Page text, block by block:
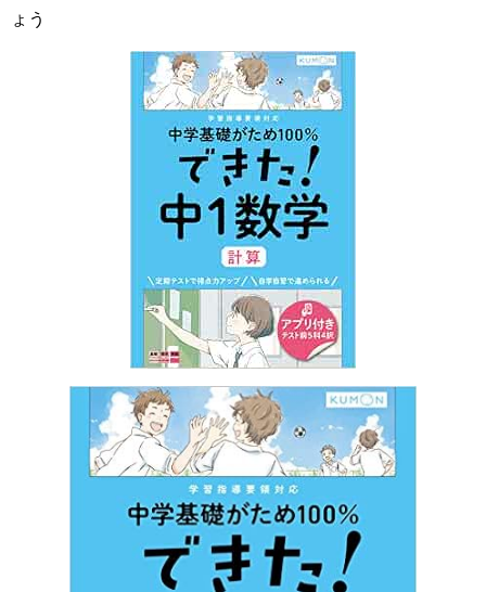
ょう